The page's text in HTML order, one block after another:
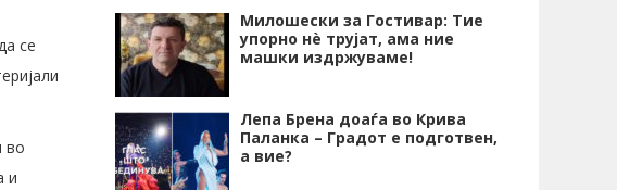
се
во
и
Милошески за Гостивар: Тие
упорно нѐ трујат, ама ние
машки издржуваме!
Лепа Брена доаѓа во Крива
Паланка – Градот е подготвен,
а вие?